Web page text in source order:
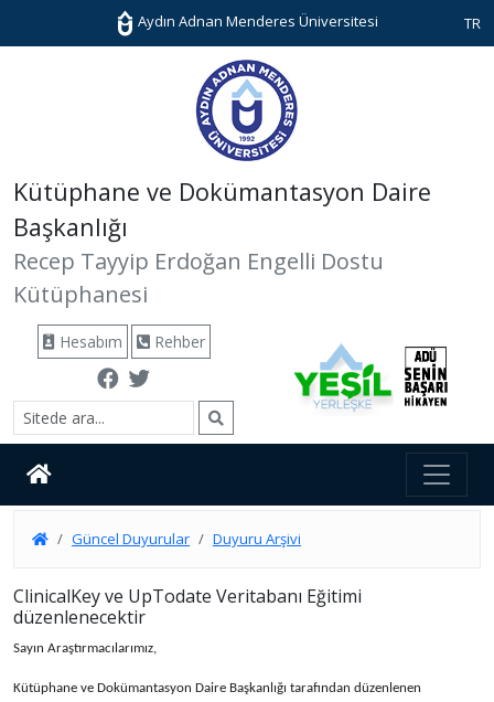
Aydın Adnan Menderes Üniversitesi TR
Kütüphane ve Dokümantasyon Daire
Başkanlığı
Recep Tayyip Erdoğan Engelli Dostu
Kütüphanesi
Hesabım Rehber
Güncel Duyurular Duyuru Arşivi
ClinicalKey ve UpTodate Veritabanı Eğitimi
düzenlenecektir
Sayın Araştırmacılarımız,
Kütüphane ve Dokümantasyon Daire Başkanlığı tarafından düzenlenen